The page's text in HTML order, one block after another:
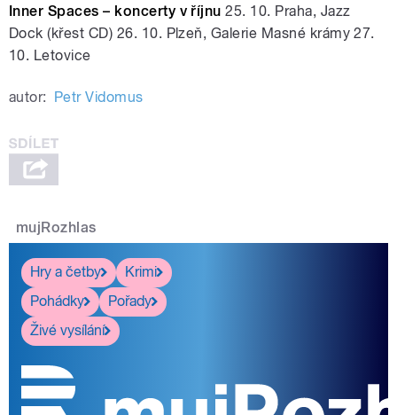
Inner Spaces – koncerty v říjnu 25. 10. Praha, Jazz
Dock (křest CD) 26. 10. Plzeň, Galerie Masné krámy 27.
10. Letovice
autor: Petr Vidomus
mujRozhlas
Hry a četby
Krimi
Pohádky
Pořady
Živé vysílání